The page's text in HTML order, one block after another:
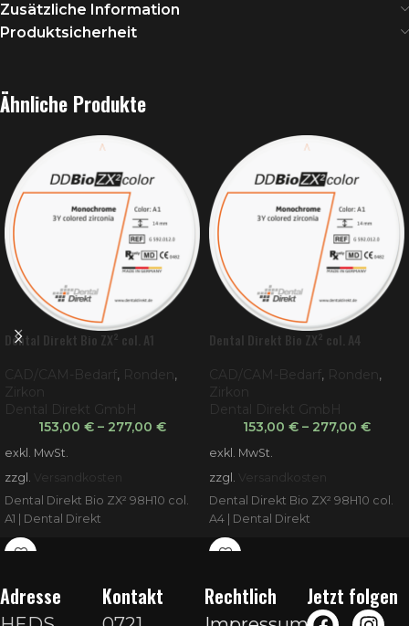
Zusätzliche Information
Produktsicherheit
Ähnliche Produkte
Dental Direkt Bio ZX² col. A1
CAD/CAM-Bedarf, Ronden ,
Zirkon
Dental Direkt GmbH
153,00 € – 277,00 €
exkl. MwSt.
zzgl.
Versandkosten
Dental Direkt Bio ZX² 98H10 col.
A1 | Dental Direkt
Dental Direkt Bio ZX² col. A4
CAD/CAM-Bedarf, Ronden ,
Zirkon
Dental Direkt GmbH
153,00 € – 277,00 €
exkl. MwSt.
zzgl.
Versandkosten
Dental Direkt Bio ZX² 98H10 col.
A4 | Dental Direkt
Adresse Kontakt Rechtlich Jetzt folgen